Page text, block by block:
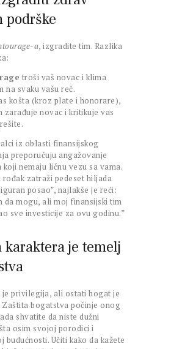
podrške
a, izgradite tim. Razlika
troši vaš novac i klima
na svaku vašu reč.
košta (kroz plate i honorare),
zarađuje novac i kritikuje vas
iz oblasti finansijskog
preporučuju angažovanje
koji nemaju ličnu vezu sa vama.
rođak zatraži pedeset hiljada
posao”, najlakše je reći:
da mogu, ali moj finansijski tim
sve investicije za ovu godinu.”
karaktera je temelj
privilegija, ali ostati bogat je
Zaštita bogatstva počinje onog
shvatite da niste dužni
osim svojoj porodici i
budućnosti. Učiti kako da kažete